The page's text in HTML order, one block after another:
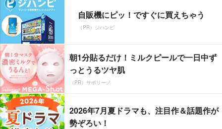
自販機にピッ！ですぐに買えちゃう
（PR）ジハンピ
朝1分貼るだけ！ミルクピールで一日中ず
っとうるツヤ肌
（PR）サボリーノ
2026年7月夏ドラマも、注目作＆話題作が
勢ぞろい！